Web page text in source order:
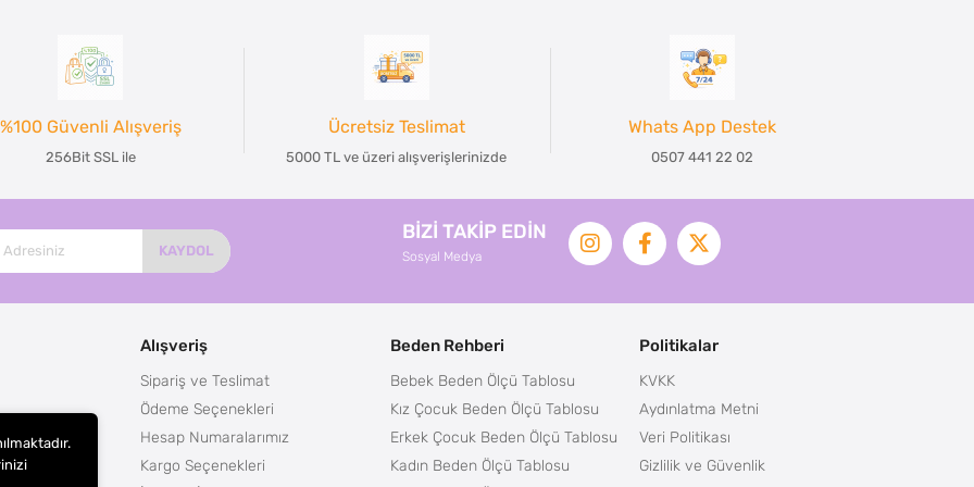
%100 Güvenli Alışveriş
256Bit SSL ile
Ücretsiz Teslimat
5000 TL ve üzeri alışverişlerinizde
Whats App Destek
0507 441 22 02
KAYDOL
BİZİ TAKİP EDİN
Sosyal Medya
Alışveriş
Sipariş ve Teslimat
Ödeme Seçenekleri
Hesap Numaralarımız
Kargo Seçenekleri
Beden Rehberi
Bebek Beden Ölçü Tablosu
Kız Çocuk Beden Ölçü Tablosu
Erkek Çocuk Beden Ölçü Tablosu
Kadın Beden Ölçü Tablosu
Politikalar
KVKK
Aydınlatma Metni
Veri Politikası
Gizlilik ve Güvenlik